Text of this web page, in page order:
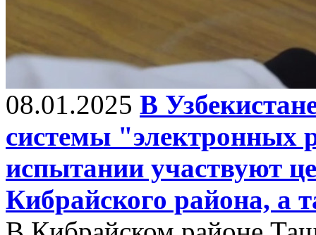
08.01.2025 В
системы "электронных
испытании участвуют
Кибрайского района, а